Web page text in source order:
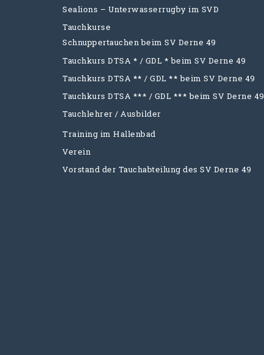
Sealions – Unterwasserrugby im SVD
Tauchkurse
Schnuppertauchen beim SV Derne 49
Tauchkurs DTSA * / GDL * beim SV Derne 49
Tauchkurs DTSA ** / GDL ** beim SV Derne 49
Tauchkurs DTSA *** / GDL *** beim SV Derne 49
Tauchlehrer / Ausbilder
Training im Hallenbad
Verein
Vorstand der Tauchabteilung des SV Derne 49